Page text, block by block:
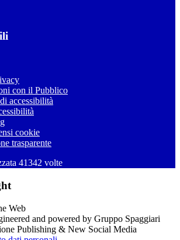
con il Pubblico
accessibilità
cookie
trasparente
41342 volte
and powered by Gruppo Spaggiari
Publishing & New Social Media